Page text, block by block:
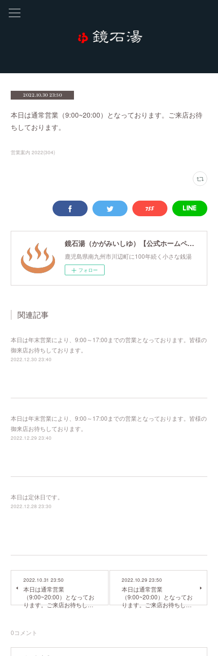
2022.10.30 23:50
本日は通常営業（9:00~20:00）となっております。ご来店お待
ちしております。
営業案内 2022(304)
鏡石湯（かがみいしゆ）【公式ホームページ】
鹿児島県南九州市川辺町に100年続く小さな銭湯
フォロー
関連記事
本日は年末営業により、9:00～17:00までの営業となっております。皆様の
御来店お待ちしております。
2022.12.30 23:40
本日は年末営業により、9:00～17:00までの営業となっております。皆様の
御来店お待ちしております。
2022.12.29 23:40
本日は定休日です。
2022.12.28 23:30
2022.10.31 23:50
本日は通常営業
（9:00~20:00）となってお
ります。ご来店お待ちし…
2022.10.29 23:50
本日は通常営業
（9:00~20:00）となってお
ります。ご来店お待ちし…
0コメント